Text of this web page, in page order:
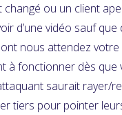
changé ou un client
d’une vidéo sauf
nous attendez
fonctionner dès que
saurait rayer/
tiers pour pointer